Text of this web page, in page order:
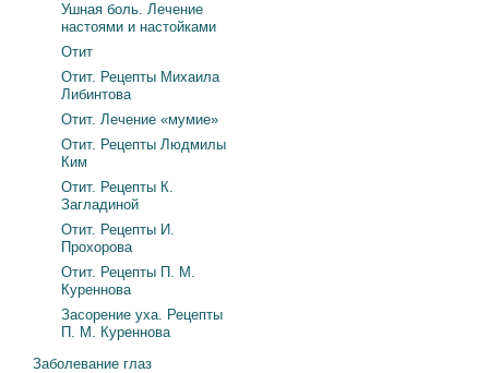
Ушная боль. Лечение
настоями и настойками
Отит
Отит. Рецепты Михаила
Либинтова
Отит. Лечение «мумие»
Отит. Рецепты Людмилы
Ким
Отит. Рецепты К.
Загладиной
Отит. Рецепты И.
Прохорова
Отит. Рецепты П. М.
Куреннова
Засорение уха. Рецепты
П. М. Куреннова
Заболевание глаз